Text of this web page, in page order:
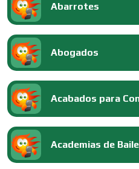
Abarrotes
Abogados
Acabados para
Academias de Baile